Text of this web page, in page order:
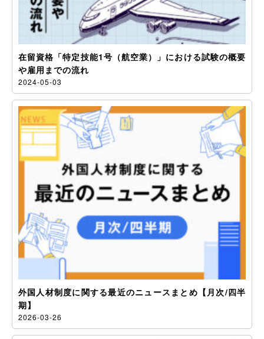
在留資格「特定技能1号（航空業）」における試験の概要
や雇用までの流れ
2024-05-03
外国人材制度に関する最近のニュースまとめ【月次/四半
期】
2026-03-26